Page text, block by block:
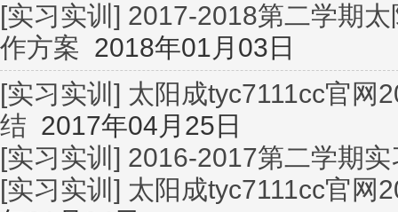
[实习实训] 2017-2018第二学期
作方案 2018年01月03日
[实习实训] 太阳成tyc7111cc官网
结 2017年04月25日
[实习实训] 2016-2017第二学期
[实习实训] 太阳成tyc7111cc官网